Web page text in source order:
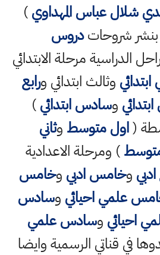
شلال عباس المهداوي)
شروحاتدروس
الدراسية مرحلة الابتدائي
ابتدائي وثالث ابتدائي ورابع
وسادس ابتدائي)
(اول متوسط وثاني
) ومرحلة الاعدادية
وخامس ادبي وخامس
علمي احيائي وسادس
احيائي وسادس علمي
في قناتي الرسمية وايضا